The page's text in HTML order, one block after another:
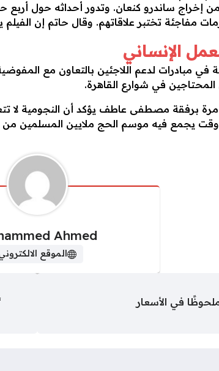
ساندرو كنعان. وتدور أحداثه حول أربع
مفاجئة تختبر علاقاتهم. وقال حاتم إن
الإنساني
مبادرات لدعم اللاجئين بالتعاون مع
برفقة مصطفى عاطف يؤكد أن النجومية لا
وقت يجمع فيه موسم الحج ملايين المسلمين
Ahmed
الموقع
في الأسعار